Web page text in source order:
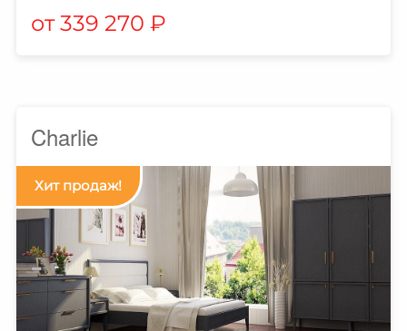
339 270 ₽
Charlie